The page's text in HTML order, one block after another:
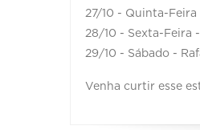
27/10 - Quinta-
28/10 - Sexta-Feira
29/10 - Sábado -
Venha curtir esse